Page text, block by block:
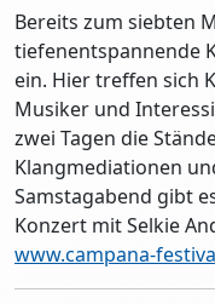
Bereits zum siebten
tiefenentspannende
ein. Hier treffen sich
Musiker und
zwei Tagen die
Klangmediationen
Samstagabend gibt
Konzert mit Selkie
www.campana-